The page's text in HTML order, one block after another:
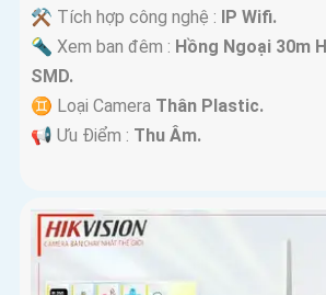
⚒ Tích hợp công nghệ :
IP Wifi.
🔦 Xem ban đêm : Hồng Ngoại 30m
SMD.
♊ Loại Camera Thân Plastic.
️📢 Ưu Điểm : Thu Âm.